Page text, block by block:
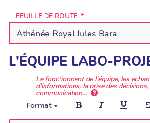
FEUILLE DE ROUTE
L'ÉQUIPE LABO-
Le fonctionnent de l'équipe, les
d'informations, la prise des décisions,
communication...
Format